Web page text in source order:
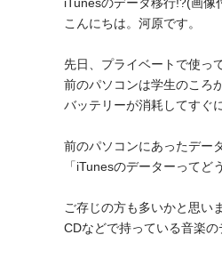
こんにちは。河原です。
先日、プライベートで使っ
前のパソコンは学生のころ
バッテリーが消耗してすぐ
前のパソコンにあったデー
「iTunesのデーターってど
ご存じの方も多いかと思い
CDなどで持っている音楽